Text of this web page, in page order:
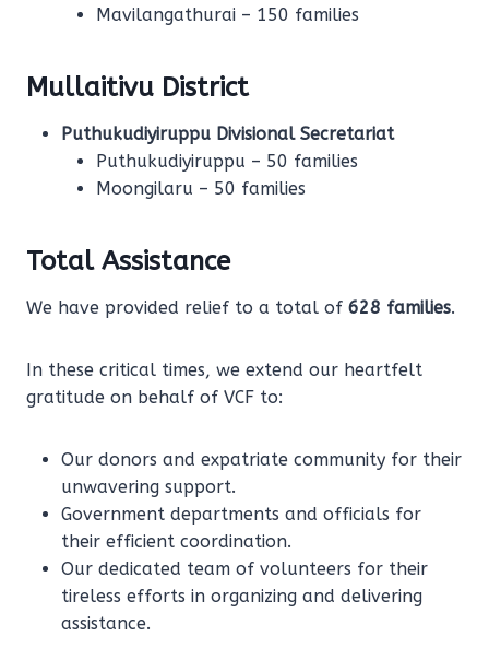
Mavilangathurai – 150 families
Mullaitivu District
Puthukudiyiruppu Divisional Secretariat
Puthukudiyiruppu – 50 families
Moongilaru – 50 families
Total Assistance
We have provided relief to a total of 628 families.
In these critical times, we extend our heartfelt
gratitude on behalf of VCF to:
Our donors and expatriate community for their
unwavering support.
Government departments and officials for
their efficient coordination.
Our dedicated team of volunteers for their
tireless efforts in organizing and delivering
assistance.